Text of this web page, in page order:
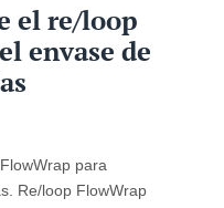
el re/loop
envase de
para
Re/loop FlowWrap